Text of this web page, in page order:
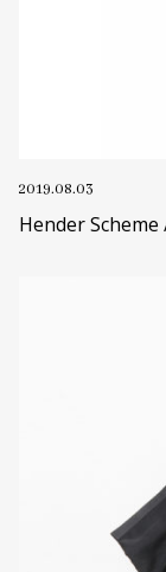
2019.08.03
Hender